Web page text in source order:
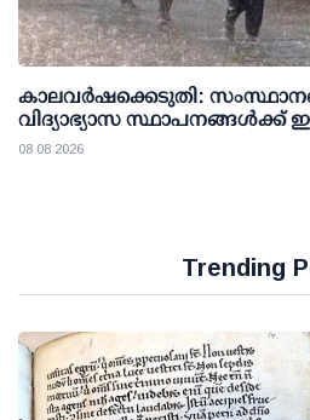
കാലവര്‍ഷക്കെടുതി:
വിദ്യാഭ്യാസ സ്ഥാപനങ്ങള്‍ക്ക്
08 08 2026
Trending